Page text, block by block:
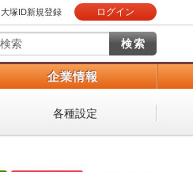
大塚ID新規登録 ログイン
企業情報
各種設定